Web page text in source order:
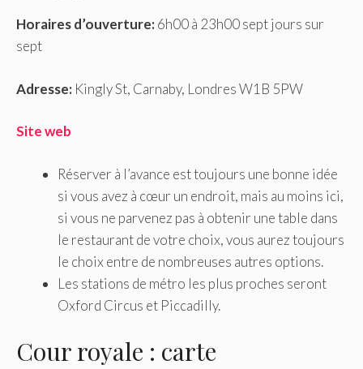
Horaires d’ouverture:6h00 à 23h00 sept jours sur
sept
Adresse: Kingly St, Carnaby, Londres W1B 5PW
Site web
Réserver à l’avance est toujours une bonne idée
si vous avez à cœur un endroit, mais au moins ici,
si vous ne parvenez pas à obtenir une table dans
le restaurant de votre choix, vous aurez toujours
le choix entre de nombreuses autres options.
Les stations de métro les plus proches seront
Oxford Circus et Piccadilly.
Cour royale : carte